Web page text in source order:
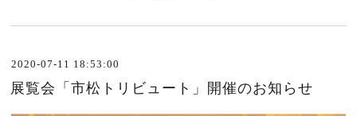
2020-07-11 18:53:00
展覧会「市松トリビュート」開催のお知らせ